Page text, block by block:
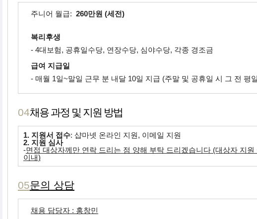
주니어 월급: 260만원 (세전)
복리후생
- 4대보험, 공휴일수당, 연장수당, 심야수당, 각종 경조금
급여 지급일
- 매월 1일~말일 근무 분 내달 10일 지급 (주말 및 공휴일 시 그 전 평
04채용 과정 및 지원 방법
1. 지원서 접수: 샵마넷 온라인 지원, 이메일 지원
2. 지원 심사
-면접 대상자께만 연락 드리는 점 양해 부탁 드리겠습니다 (대상자 지원
이내)
05문의 상담
채용 담당자 : 홍창민